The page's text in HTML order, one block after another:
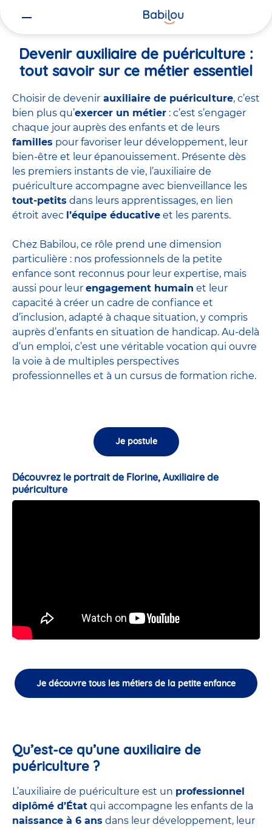
Devenir auxiliaire de puériculture :
tout savoir sur ce métier essentiel
Choisir de devenir auxiliaire de puériculture, c’est
bien plus qu’exercer un métier : c’est s’engager
chaque jour auprès des enfants et de leurs
familles pour favoriser leur développement, leur
bien-être et leur épanouissement. Présente dès
les premiers instants de vie, l’auxiliaire de
puériculture accompagne avec bienveillance les
tout-petits dans leurs apprentissages, en lien
étroit avec l’équipe éducative et les parents.
Chez Babilou, ce rôle prend une dimension
particulière : nos professionnels de la petite
enfance sont reconnus pour leur expertise, mais
aussi pour leur engagement humain et leur
capacité à créer un cadre de confiance et
d’inclusion, adapté à chaque situation, y compris
auprès d’enfants en situation de handicap. Au-delà
d’un emploi, c’est une véritable vocation qui ouvre
la voie à de multiples perspectives
professionnelles et à un cursus de formation riche.
Je postule
Découvrez le portrait de Florine, Auxiliaire de
puériculture
Je découvre tous les métiers de la petite enfance
Qu’est-ce qu’une auxiliaire de
puériculture ?
L’auxiliaire de puériculture est un professionnel
diplômé d’État qui accompagne les enfants de la
naissance à 6 ans dans leur développement, leur